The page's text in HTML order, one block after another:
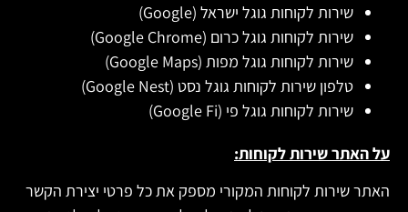
שירות לקוחות גוגל ישראל (Google)
שירות לקוחות גוגל כרום (Google Chrome)
שירות לקוחות גוגל מפות (Google Maps)
טלפון שירות לקוחות גוגל נסט (Google Nest)
שירות לקוחות גוגל פי (Google Fi)
על האתר שירות לקוחות:
האתר שירות לקוחות המקורי מספק את כל פרטי יצירת הקשר